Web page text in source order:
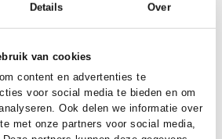
Details Over
van cookies
content en advertenties te
voor social media te bieden en om
Ook delen we informatie over
met onze partners voor social media,